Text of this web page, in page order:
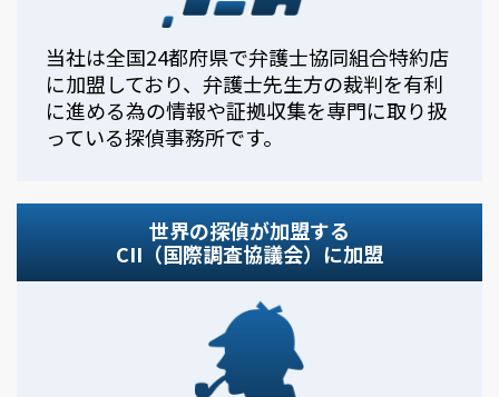
当社は全国24都府県で弁護士協同組合特約店
に加盟しており、弁護士先生方の裁判を有利
に進める為の情報や証拠収集を専門に取り扱
っている探偵事務所です。
世界の探偵が加盟する
CII（国際調査協議会）に加盟